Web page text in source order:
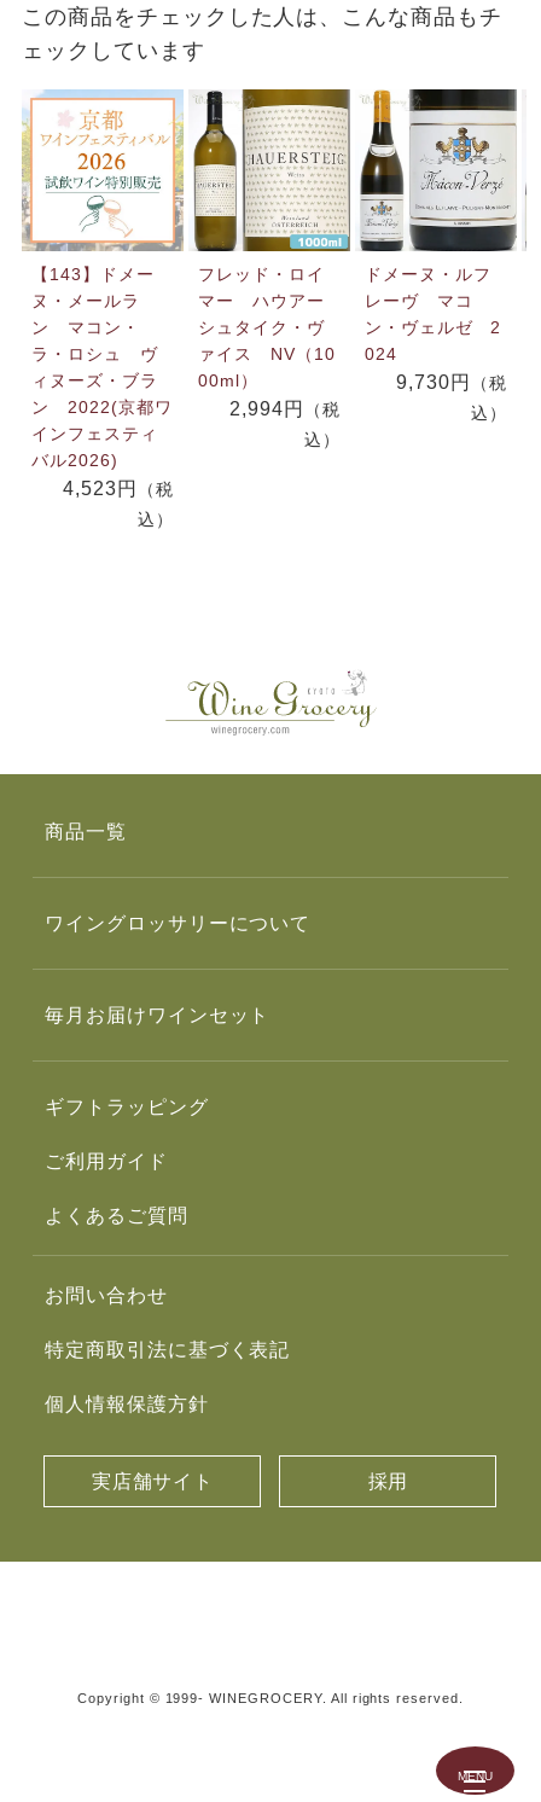
この商品をチェックした人は、こんな商品もチ
ェックしています
【143】ドメー
ヌ・メールラ
ン マコン・
ラ・ロシュ ヴ
ィヌーズ・ブラ
ン 2022(京都ワ
インフェスティ
バル2026)
4,523円
（税
込）
フレッド・ロイ
マー ハウアー
シュタイク・ヴ
ァイス NV（10
00ml）
2,994円
（税
込）
ドメーヌ・ルフ
レーヴ マコ
ン・ヴェルゼ 2
024
9,730円
（税
込）
商品一覧
ワイングロッサリーについて
毎月お届けワインセット
ギフトラッピング
ご利用ガイド
よくあるご質問
お問い合わせ
特定商取引法に基づく表記
個人情報保護方針
実店舗サイト 採用
Copyright © 1999- WINEGROCERY. All rights reserved.